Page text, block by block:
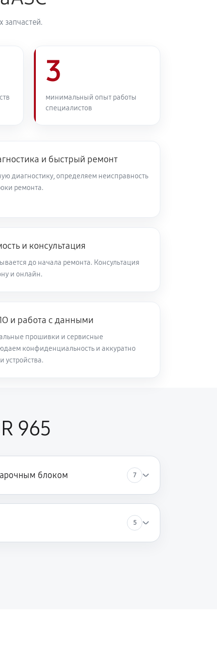
запчастей.
3
минимальный опыт работы
специалистов
и быстрый ремонт
диагностику, определяем неисправность
ремонта.
и консультация
до начала ремонта. Консультация
и онлайн.
и работа с данными
прошивки и сервисные
конфиденциальность и аккуратно
устройства.
965
блоком 7
5